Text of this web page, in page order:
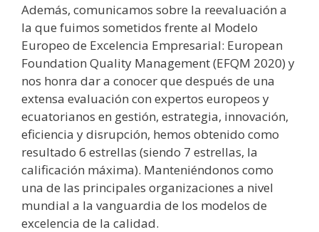
Además, comunicamos sobre la reevaluación a
la que fuimos sometidos frente al Modelo
Europeo de Excelencia Empresarial: European
Foundation Quality Management (EFQM 2020) y
nos honra dar a conocer que después de una
extensa evaluación con expertos europeos y
ecuatorianos en gestión, estrategia, innovación,
eficiencia y disrupción, hemos obtenido como
resultado 6 estrellas (siendo 7 estrellas, la
calificación máxima). Manteniéndonos como
una de las principales organizaciones a nivel
mundial a la vanguardia de los modelos de
excelencia de la calidad.